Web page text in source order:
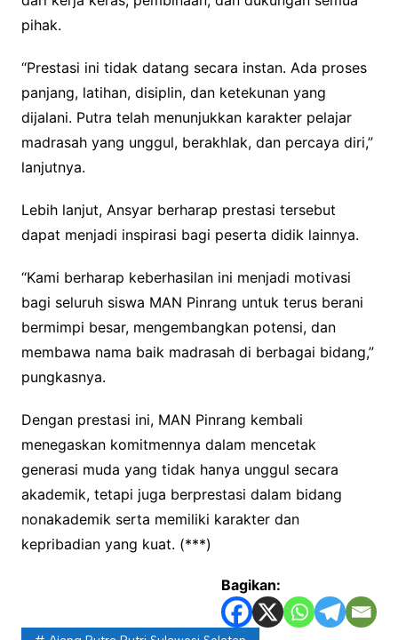
pihak.
“Prestasi ini tidak datang secara instan. Ada proses
panjang, latihan, disiplin, dan ketekunan yang
dijalani. Putra telah menunjukkan karakter pelajar
madrasah yang unggul, berakhlak, dan percaya diri,”
lanjutnya.
Lebih lanjut, Ansyar berharap prestasi tersebut
dapat menjadi inspirasi bagi peserta didik lainnya.
“Kami berharap keberhasilan ini menjadi motivasi
bagi seluruh siswa MAN Pinrang untuk terus berani
bermimpi besar, mengembangkan potensi, dan
membawa nama baik madrasah di berbagai bidang,”
pungkasnya.
Dengan prestasi ini, MAN Pinrang kembali
menegaskan komitmennya dalam mencetak
generasi muda yang tidak hanya unggul secara
akademik, tetapi juga berprestasi dalam bidang
nonakademik serta memiliki karakter dan
kepribadian yang kuat. (***)
Bagikan: